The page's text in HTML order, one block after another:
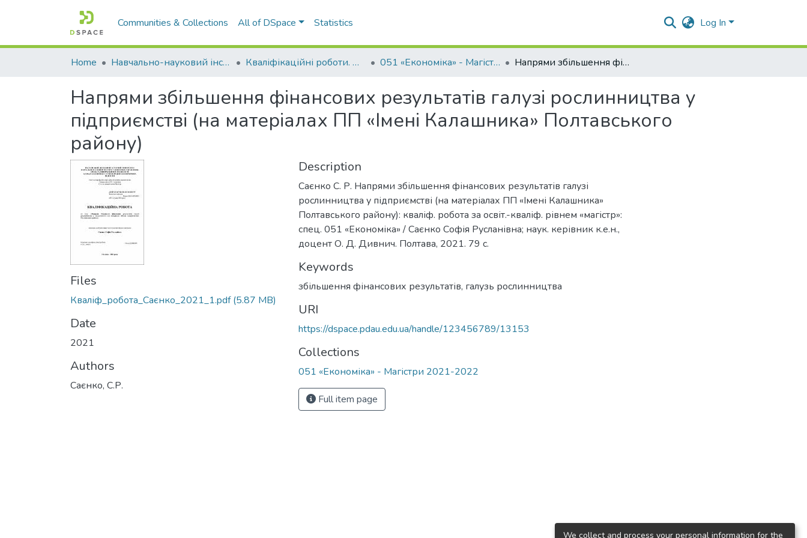
Communities & Collections All of DSpace Statistics Log In
Home Навчально-науковий інститут економіки, управління, права та інформаційних технологій Кваліфікаційні роботи. ННІ економіки, управління, права та ІТ 051 «Економіка» - Магістри 2021-2022 Напрями збільшення фінансових результатів галузі рослинництва у підприємстві (на матеріалах ПП «Імені Калашника» Полтавського району)
Напрями збільшення фінансових результатів галузі рослинництва у
підприємстві (на матеріалах ПП «Імені Калашника» Полтавського
району)
Files
Кваліф_робота_Саєнко_2021_1.pdf(5.87 MB)
Date
2021
Authors
Саєнко, С.Р.
Description
Саєнко С. Р. Напрями збільшення фінансових результатів галузі
рослинництва у підприємстві (на матеріалах ПП «Імені Калашника»
Полтавського району): кваліф. робота за освіт.-кваліф. рівнем «магістр»:
спец. 051 «Економіка» / Саєнко Софія Русланівна; наук. керівник к.е.н.,
доцент О. Д. Дивнич. Полтава, 2021. 79 с.
Keywords
збільшення фінансових результатів, галузь рослинництва
URI
https://dspace.pdau.edu.ua/handle/123456789/13153
Collections
051 «Економіка» - Магістри 2021-2022
Full item page
We collect and process your personal information for the